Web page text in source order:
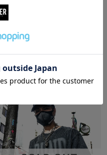
Erosion 2Way Cargo Shorts